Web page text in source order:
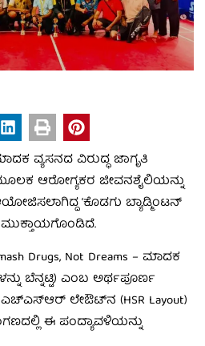
ವ್ಯಸನದ ವಿರುದ್ಧ ಜಾಗೃತಿ
ಆರೋಗ್ಯಕರ ಜೀವನಶೈಲಿಯನ್ನು
‘ಕೊಡಗು ಬ್ಯಾಡ್ಮಿಂಟನ್
Drugs, Not Dreams – ಮಾದಕ
ಬೆನ್ನಟ್ಟಿ) ಎಂಬ ಅರ್ಥಪೂರ್ಣ
ಲೇಔಟ್‌ನ (HSR Layout)
ಈ ಪಂದ್ಯಾವಳಿಯನ್ನು